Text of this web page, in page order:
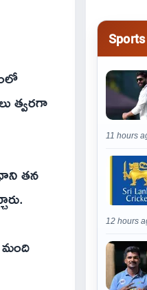
త్వరగా
తన
Sports
11 hours
12 hours